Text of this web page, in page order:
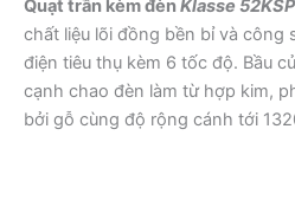
Quạt trần kèm đènKlasse
chất liệu lõi đồng bền bỉ và công
điện tiêu thụ kèm 6 tốc độ. Bầu
cạnh chao đèn làm từ hợp kim,
bởi gỗ cùng độ rộng cánh tới